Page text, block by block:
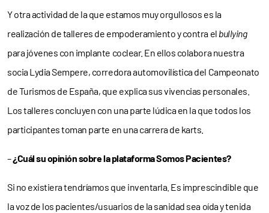
Y otra actividad de la que estamos muy orgullosos es la
realización de talleres de empoderamiento y contra el bullying
para jóvenes con implante coclear. En ellos colabora nuestra
socia Lydia Sempere, corredora automovilística del Campeonato
de Turismos de España, que explica sus vivencias personales.
Los talleres concluyen con una parte lúdica en la que todos los
participantes toman parte en una carrera de karts.
–¿Cuál su opinión sobre la plataforma Somos Pacientes?
Si no existiera tendríamos que inventarla. Es imprescindible que
la voz de los pacientes/usuarios de la sanidad sea oída y tenida